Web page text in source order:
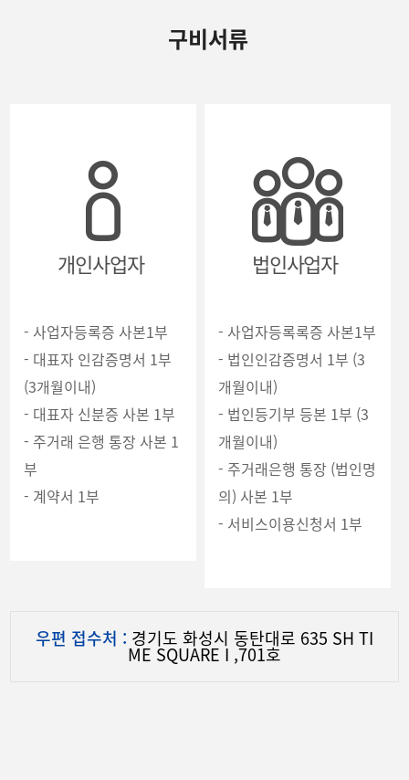
구비서류
개인사업자
- 사업자등록증 사본1부
- 대표자 인감증명서 1부
(3개월이내)
- 대표자 신분증 사본 1부
- 주거래 은행 통장 사본 1
부
- 계약서 1부
법인사업자
- 사업자등록록증 사본1부
- 법인인감증명서 1부 (3
개월이내)
- 법인등기부 등본 1부 (3
개월이내)
- 주거래은행 통장 (법인명
의) 사본 1부
- 서비스이용신청서 1부
우편 접수처 : 경기도 화성시 동탄대로 635 SH TI
ME SQUARE I ,701호